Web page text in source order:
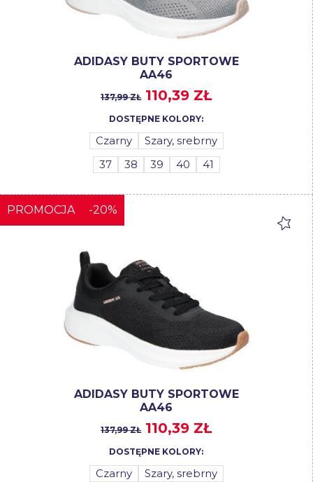
ADIDASY BUTY SPORTOWE
AA46
137,99 ZŁ 110,39 ZŁ
DOSTĘPNE KOLORY:
Czarny
Szary, srebrny
37
38 39 40 41
PROMOCJA -20%
ADIDASY BUTY SPORTOWE
AA46
137,99 ZŁ 110,39 ZŁ
DOSTĘPNE KOLORY:
Czarny
Szary, srebrny